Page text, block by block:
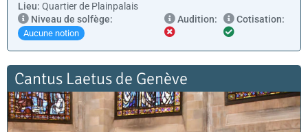
Lieu: Quartier de Plainpalais
Niveau de solfège:
Aucune notion
Audition: Cotisation:
Cantus Laetus de Genève